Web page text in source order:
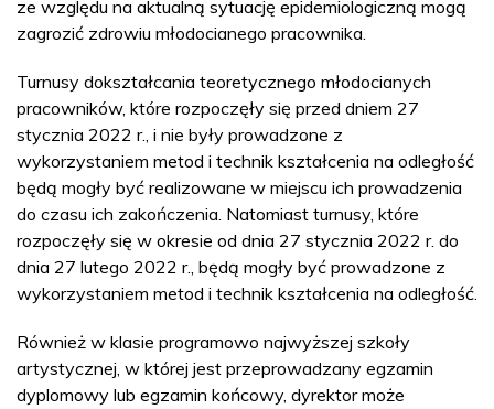
ze względu na aktualną sytuację epidemiologiczną mogą
zagrozić zdrowiu młodocianego pracownika.
Turnusy dokształcania teoretycznego młodocianych
pracowników, które rozpoczęły się przed dniem 27
stycznia 2022 r., i nie były prowadzone z
wykorzystaniem metod i technik kształcenia na odległość
będą mogły być realizowane w miejscu ich prowadzenia
do czasu ich zakończenia. Natomiast turnusy, które
rozpoczęły się w okresie od dnia 27 stycznia 2022 r. do
dnia 27 lutego 2022 r., będą mogły być prowadzone z
wykorzystaniem metod i technik kształcenia na odległość.
Również w klasie programowo najwyższej szkoły
artystycznej, w której jest przeprowadzany egzamin
dyplomowy lub egzamin końcowy, dyrektor może